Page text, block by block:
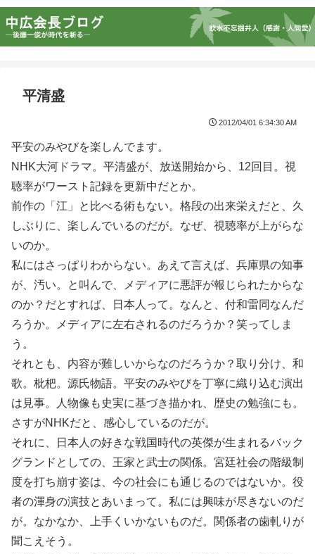
平清盛
2012/04/01 6:34:30 AM
平安のみやびを楽しんでます。
NHK大河ドラマ。平清盛が、放送開始から、12回目。視
聴率がワースト記録を更新中だとか。
前作の「江」と比べる術もない。格段の出来栄えだと、久
しぶりに、楽しんでいるのだが。なぜ、視聴率が上がらな
いのか。
私にはさっぱりわからない。あえて言えば、兵庫県の知事
が、汚い。と叫んで、メディアに悪評が報じられたからな
のか？だとすれば、日本人って。なんと、付和雷同なんだ
ろうか。メディアに左右されるのだろうか？笑ってしま
う。
それとも、内容が難しいからなのだろうか？取り分け、和
歌。枇杷。源氏物語。平安のみやびを丁寧に織り込む演出
は見事。人物像も史実に基づき描かれ、歴史の勉強にも。
さすがNHKだと、感心しているのだが。
それに、日本人の好きな戦国時代の英傑が生まれるバック
グランドとしての、王家と武士の関係。宮廷社会の階級制
度を打ち崩す姿は、今の社会にも通じるのではないか。役
者の渾身の演技とあいまって。私には興味が尽きないのだ
が。なかなか、上手くいかないものだ。関係者の歯軋りが
聞こえそう。